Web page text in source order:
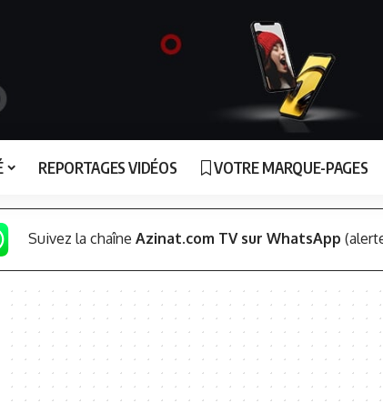
REPORTAGES VIDÉOS VOTRE MARQUE-PAGES
Suivez la chaîne Azinat.com TV sur WhatsApp